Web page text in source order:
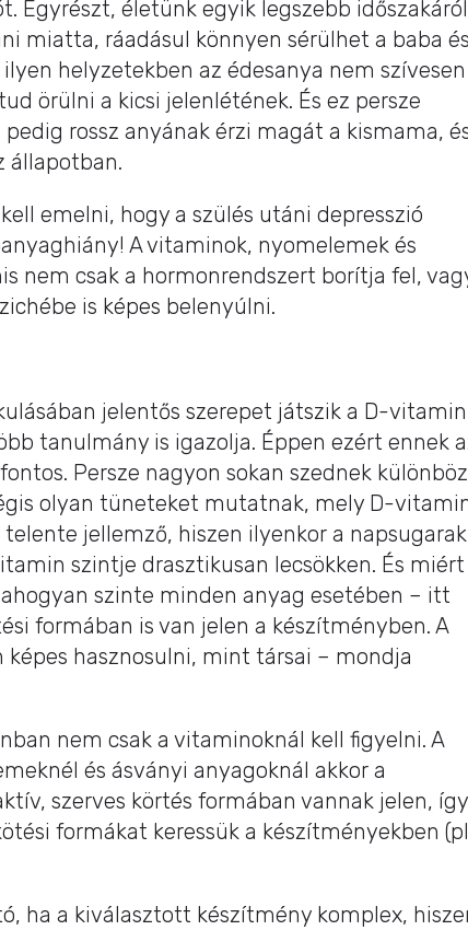
Egyrészt, életünk egyik legszebb időszakáról
miatta, ráadásul könnyen sérülhet a baba és
helyzetekben az édesanya nem szívesen
örülni a kicsi jelenlétének. És ez persze
rossz anyának érzi magát a kismama,
állapotban.
emelni, hogy a szülés utáni depresszió
A vitaminok, nyomelemek és
nem csak a hormonrendszert borítja fel,
is képes belenyúlni.
jelentős szerepet játszik a D-vitamin
tanulmány is igazolja. Éppen ezért ennek
Persze nagyon sokan szednek
olyan tüneteket mutatnak, mely D-
jellemző, hiszen ilyenkor a napsugarak
szintje drasztikusan lecsökken. És miért
szinte minden anyag esetében – itt
formában is van jelen a készítményben. A
hasznosulni, mint társai – mondja
nem csak a vitaminoknál kell figyelni. A
és ásványi anyagoknál akkor a
szerves körtés formában vannak jelen, így
formákat keressük a készítményekben
ha a kiválasztott készítmény komplex,